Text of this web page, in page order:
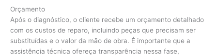
Orçamento
Após o diagnóstico, o cliente recebe um orçamento detalhado
com os custos de reparo, incluindo peças que precisam ser
substituídas e o valor da mão de obra. É importante que a
assistência técnica ofereça transparência nessa fase,